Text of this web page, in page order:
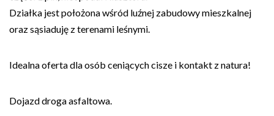
Działka jest położona wśród luźnej zabudowy mieszkalnej
oraz sąsiaduję z terenami leśnymi.
Idealna oferta dla osób ceniących cisze i kontakt z natura!
Dojazd droga asfaltowa.